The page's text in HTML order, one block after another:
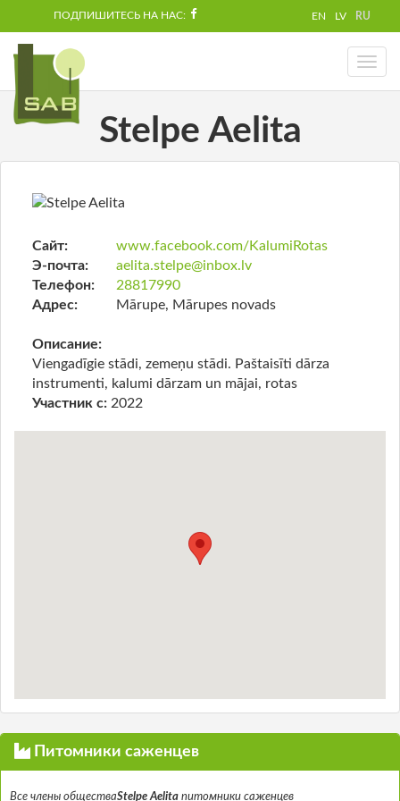
ПОДПИШИТЕСЬ НА НАС: EN LV RU
Toggle
Stelpe Aelita
Сайт:
www.facebook.com/KalumiRotas
Э-почта:
aelita.stelpe@inbox.lv
Телефон:
28817990
Адрес:
Mārupe, Mārupes novads
Описание:
Viengadīgie stādi, zemeņu stādi. Paštaisīti dārza
instrumenti, kalumi dārzam un mājai, rotas
Участник с: 2022
Питомники саженцев
Все члены обществаStelpe Aelita питомники саженцев